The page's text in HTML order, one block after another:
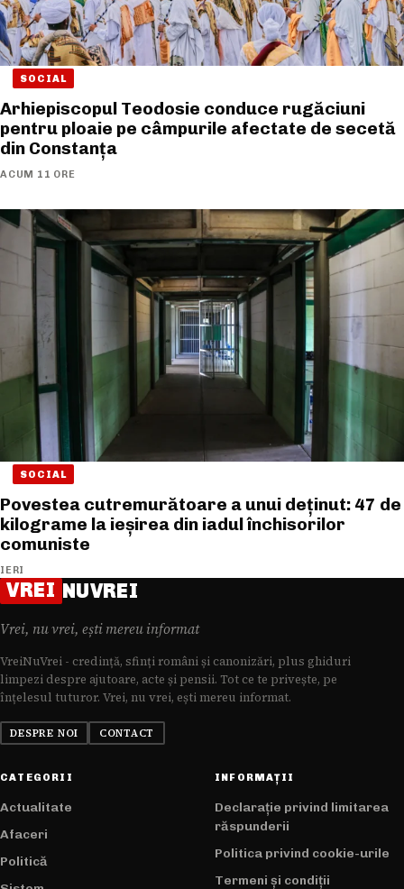
SOCIAL
Arhiepiscopul Teodosie conduce rugăciuni
pentru ploaie pe câmpurile afectate de secetă
din Constanța
ACUM 11 ORE
SOCIAL
Povestea cutremurătoare a unui deținut: 47 de
kilograme la ieșirea din iadul închisorilor
comuniste
IERI
VREI NUVREI
Vrei, nu vrei, ești mereu informat
VreiNuVrei - credință, sfinți români și canonizări, plus ghiduri
limpezi despre ajutoare, acte și pensii. Tot ce te privește, pe
înțelesul tuturor. Vrei, nu vrei, ești mereu informat.
DESPRE NOI CONTACT
CATEGORII
Actualitate
Afaceri
Politică
INFORMAȚII
Declarație privind limitarea
răspunderii
Politica privind cookie-urile
Termeni și condiții